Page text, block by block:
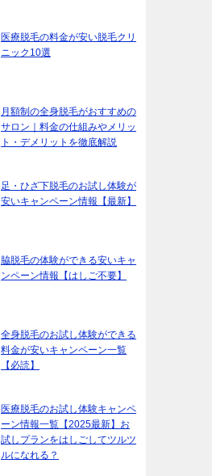
医療脱毛の料金が安い脱毛クリ
ニック10選
月額制の全身脱毛がおすすめの
サロン｜料金の仕組みやメリッ
ト・デメリットを徹底解説
足・ひざ下脱毛のお試し体験が
安いキャンペーン情報【最新】
脇脱毛の体験ができる安いキャ
ンペーン情報【はしご不要】
全身脱毛のお試し体験ができる
料金が安いキャンペーン一覧
【必読】
医療脱毛のお試し体験キャンペ
ーン情報一覧【2025最新】お
試しプランをはしごしてツルツ
ルになれる？